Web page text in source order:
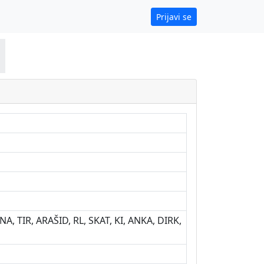
Prijavi se
TIR, ARAŠID, RL, SKAT, KI, ANKA, DIRK,